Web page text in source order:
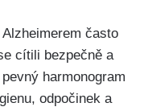
často
cítili bezpečně a
harmonogram
odpočinek a